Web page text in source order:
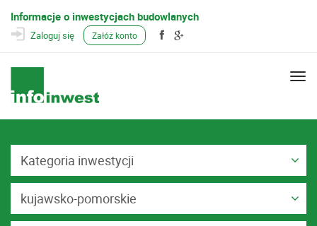
Informacje o inwestycjach budowlanych
Zaloguj się Załóż konto
Kategoria inwestycji
kujawsko-pomorskie